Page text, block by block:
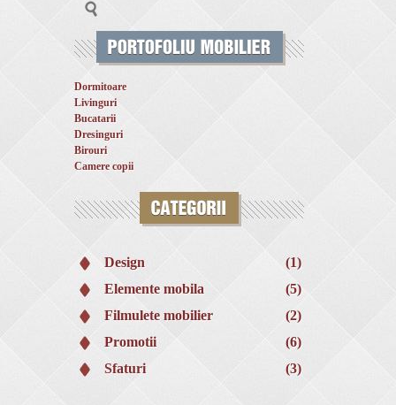
Dormitoare
Livinguri
Bucatarii
Dresinguri
Birouri
Camere copii
Design
(1)
Elemente mobila
(5)
Filmulete mobilier
(2)
Promotii
(6)
Sfaturi
(3)